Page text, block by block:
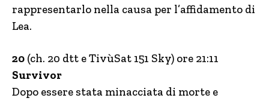
rappresentarlo nella causa per l’affidamento di
Lea.
20 (ch. 20 dtt e TivùSat 151 Sky) ore 21:11
Survivor
Dopo essere stata minacciata di morte e